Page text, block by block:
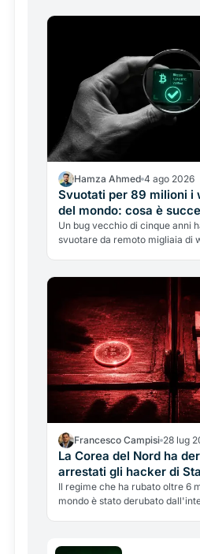
Hamza Ahmed 4 ago 2026
Svuotati per 89 milioni i
del mondo: cosa è
di Coldcard (e chi deve
Un bug vecchio di cinque anni
svuotare da remoto migliaia di
Francesco Campisi 28 lug
La Corea del Nord ha
arrestati gli hacker di
riciclavano in crypto le
regime
Il regime che ha rubato oltre 6
mondo è stato derubato